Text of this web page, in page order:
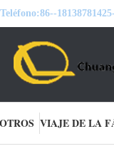
Teléfono:86--